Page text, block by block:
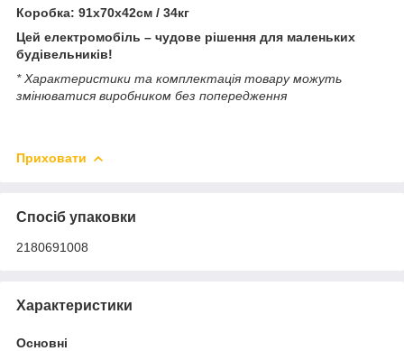
Коробка: 91х70х42см / 34кг
Цей електромобіль – чудове рішення для маленьких
будівельників!
* Характеристики та комплектація товару можуть
змінюватися виробником без попередження
Приховати
Спосіб упаковки
2180691008
Характеристики
Основні